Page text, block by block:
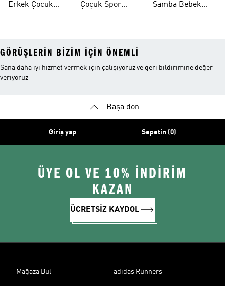
Erkek Çocuk
Çoçuk Spor
Samba Bebek
GÖRÜŞLERIN BIZIM IÇIN ÖNEMLI
Sana daha iyi hizmet vermek için çalışıyoruz ve geri bildirimine değer
veriyoruz
Başa dön
Giriş yap Sepetin (0)
ÜYE OL VE 10% İNDİRİM
KAZAN
ÜCRETSİZ KAYDOL
Mağaza Bul adidas Runners